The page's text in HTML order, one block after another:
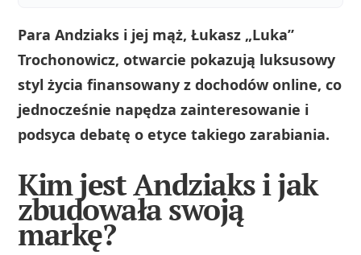
Para Andziaks i jej mąż, Łukasz „Luka”
Trochonowicz, otwarcie pokazują luksusowy
styl życia finansowany z dochodów online, co
jednocześnie napędza zainteresowanie i
podsyca debatę o etyce takiego zarabiania.
Kim jest Andziaks i jak
zbudowała swoją
markę?